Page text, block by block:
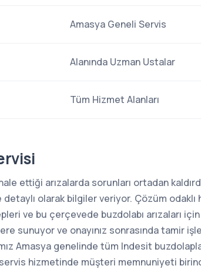
Amasya Geneli Servis
Alanında Uzman Ustalar
Tüm Hizmet Alanları
ettiği arızalarda sorunları ortadan
olarak bilgiler veriyor. Çözüm odaklı
ve bu çerçevede buzdolabı arızaları
sunuyor ve onayınız sonrasında tamir
Amasya genelinde tüm Indesit
hizmetinde müşteri memnuniyeti